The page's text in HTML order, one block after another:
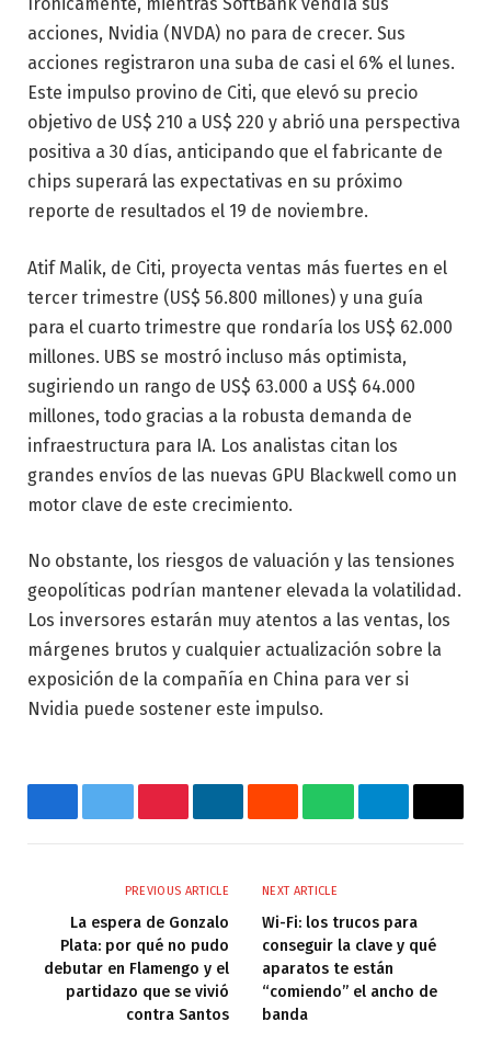
acciones, Nvidia (NVDA) no para de crecer. Sus
acciones registraron una suba de casi el 6% el lunes.
Este impulso provino de Citi, que elevó su precio
objetivo de US$ 210 a US$ 220 y abrió una perspectiva
positiva a 30 días, anticipando que el fabricante de
chips superará las expectativas en su próximo
reporte de resultados el 19 de noviembre.
Atif Malik, de Citi, proyecta ventas más fuertes en el
tercer trimestre (US$ 56.800 millones) y una guía
para el cuarto trimestre que rondaría los US$ 62.000
millones. UBS se mostró incluso más optimista,
sugiriendo un rango de US$ 63.000 a US$ 64.000
millones, todo gracias a la robusta demanda de
infraestructura para IA. Los analistas citan los
grandes envíos de las nuevas GPU Blackwell como un
motor clave de este crecimiento.
No obstante, los riesgos de valuación y las tensiones
geopolíticas podrían mantener elevada la volatilidad.
Los inversores estarán muy atentos a las ventas, los
márgenes brutos y cualquier actualización sobre la
exposición de la compañía en China para ver si
Nvidia puede sostener este impulso.
FacebookTwitterPinterestLinkedInRedditWhatsAppTelegram
Email
PREVIOUS ARTICLE
La espera de Gonzalo
Plata: por qué no pudo
debutar en Flamengo y el
partidazo que se vivió
contra Santos
NEXT ARTICLE
Wi-Fi: los trucos para
conseguir la clave y qué
aparatos te están
“comiendo” el ancho de
banda